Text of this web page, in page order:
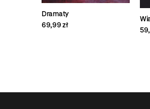
Dramaty
69,99 zł